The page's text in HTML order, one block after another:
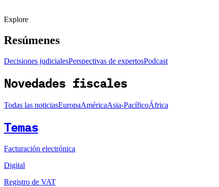
Explore
Resúmenes
Decisiones judicialesPerspectivas de expertosPodcast
Novedades fiscales
Todas las noticiasEuropaAméricaAsia-PacíficoÁfrica
Temas
Facturación electrónica
Digital
Registro de VAT